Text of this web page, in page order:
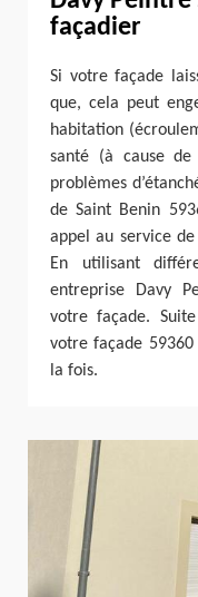
façadier
Si votre façade
que, cela peut
habitation
santé (à cause
problèmes
de Saint Benin
appel au service
En utilisant
entreprise Davy
votre façade.
votre façade
la fois.